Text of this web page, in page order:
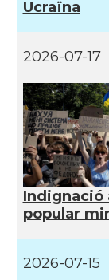
Ucraïna
2026-07-17
Indignació
popular
2026-07-15